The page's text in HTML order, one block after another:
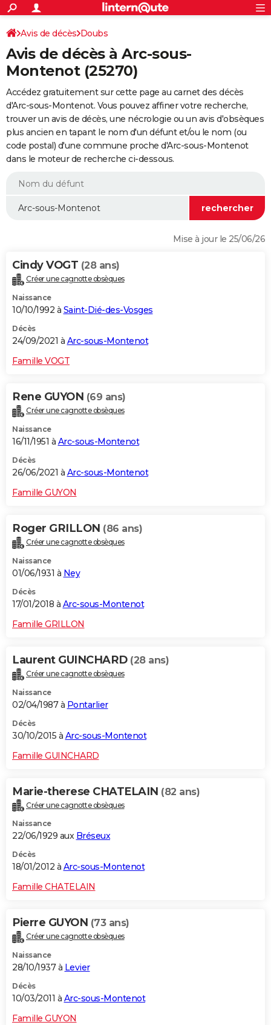
ACTUALITÉS
Politique
Société
Faits Divers
Education
Monde
Villes
+
SPORT
Coupe du monde 2026
Football
Tennis
Cyclisme
Rugby
Forum
FINANCE
Retraite
Impôts
Epargne
Immobilier
Risques naturels par ville
Banque
Assurance
Crédit
Essais
Réserver un essai
Citadines
Berlines
SUV
Forum auto
+
HIGH-TECH
Mobiles
Meilleur smartphone
Internet
Ordinateurs
Jeux vidéo
Guide high-tech
+
BRICOLAGE
Forum
Aménagement intérieur
Extérieur
Cuisine
Salle de bains
Jardinage
Rangement
WEEK-END
Guides de France
Escapades
Patrimoine
Expositions
Musées
Week-end nature
LIFESTYLE
Alimentation
Guide de la santé
Maladies
Médicaments
Sommeil
VOYAGE
Destinations
City break
Voyage nature
Voyage de noces
Forum
Climat
+PHOTO
GUIDES D'ACHAT
BONS PLANS
CARTE DE VOEUX
Dictionnaire
Biographies
Citations
Expressions
Proverbes
PROGRAMME TV
COPAINS D'AVANT
S'inscrire
Se connecter
Lycées
Collèges
Primaires
Universités
Entreprises
Service militaire
Avis de recherche
AVIS DE DÉCÈS
Avis de décès Doubs
Avis de décès à Arc-sous-
Montenot (25270)
Accédez gratuitement sur cette page au carnet des décès
d'Arc-sous-Montenot. Vous pouvez affiner votre recherche,
trouver un avis de décès, une nécrologie ou un avis d'obsèques
plus ancien en tapant le nom d'un défunt et/ou le nom (ou
code postal) d'une commune proche d'Arc-sous-Montenot
dans le moteur de recherche ci-dessous.
Mise à jour le 25/06/26
Cindy VOGT (28 ans)
Créer une cagnotte obsèques
Naissance
10/10/1992 à Saint-Dié-des-Vosges
Décès
24/09/2021 à Arc-sous-Montenot
Famille VOGT
Rene GUYON (69 ans)
Créer une cagnotte obsèques
Naissance
16/11/1951 à Arc-sous-Montenot
Décès
26/06/2021 à Arc-sous-Montenot
Famille GUYON
Roger GRILLON (86 ans)
Créer une cagnotte obsèques
Naissance
01/06/1931 à Ney
Décès
17/01/2018 à Arc-sous-Montenot
Famille GRILLON
Laurent GUINCHARD (28 ans)
Créer une cagnotte obsèques
Naissance
02/04/1987 à Pontarlier
Décès
30/10/2015 à Arc-sous-Montenot
Famille GUINCHARD
Marie-therese CHATELAIN (82 ans)
Créer une cagnotte obsèques
Naissance
22/06/1929 aux Bréseux
Décès
18/01/2012 à Arc-sous-Montenot
Famille CHATELAIN
Pierre GUYON (73 ans)
Créer une cagnotte obsèques
Naissance
28/10/1937 à Levier
Décès
10/03/2011 à Arc-sous-Montenot
Famille GUYON